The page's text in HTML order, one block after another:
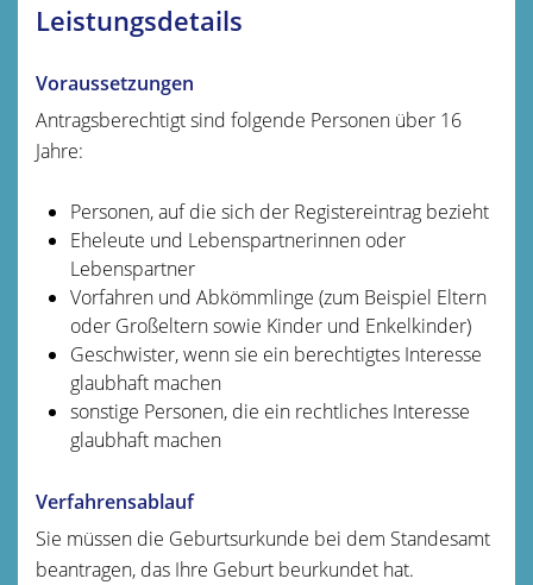
Leistungsdetails
Voraussetzungen
Antragsberechtigt sind folgende Personen über 16
Jahre:
Personen, auf die sich der Registereintrag bezieht
Eheleute und Lebenspartnerinnen oder
Lebenspartner
Vorfahren und Abkömmlinge (zum Beispiel Eltern
oder Großeltern sowie Kinder und Enkelkinder)
Geschwister, wenn sie ein berechtigtes Interesse
glaubhaft machen
sonstige Personen, die ein rechtliches Interesse
glaubhaft machen
Verfahrensablauf
Sie müssen die Geburtsurkunde bei dem Standesamt
beantragen, das Ihre Geburt beurkundet hat.